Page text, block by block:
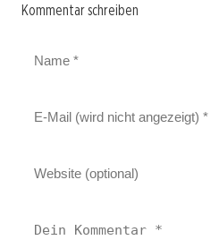
Kommentar schreiben